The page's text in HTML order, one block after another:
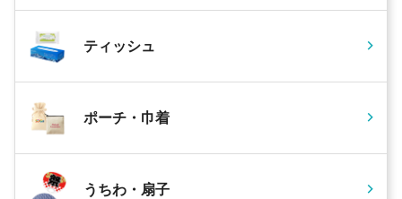
ティッシュ
ポーチ・巾着
うちわ・扇子